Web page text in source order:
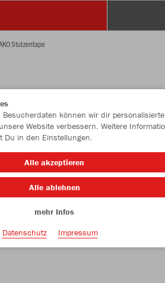
Stutzentape
können wir dir personalisierte
Website verbessern. Weitere
Du in den Einstellungen.
Alle akzeptieren
Alle ablehnen
mehr Infos
Datenschutz
Impressum